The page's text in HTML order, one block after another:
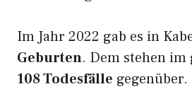
Im Jahr 2022 gab es in
Geburten. Dem stehen im
108 Todesfälle gegenüber.